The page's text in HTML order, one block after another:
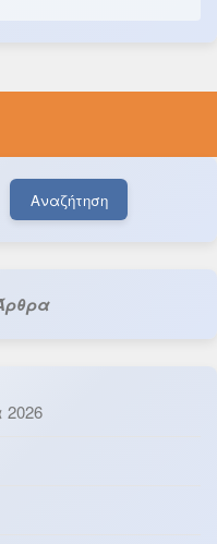
Αναζήτηση